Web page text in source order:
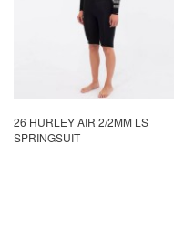
26 HURLEY AIR 2/2MM LS
SPRINGSUIT